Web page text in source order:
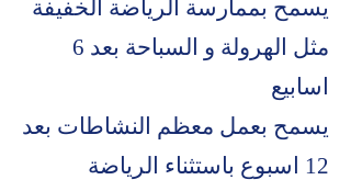
يسمح بممارسة الرياضة الخفيفة
مثل الهرولة و السباحة بعد 6
اسابيع
يسمح بعمل معظم النشاطات بعد
12 اسبوع باستثناء الرياضة